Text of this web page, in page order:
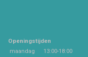
Openingstijden
maandag
13:00-18:00